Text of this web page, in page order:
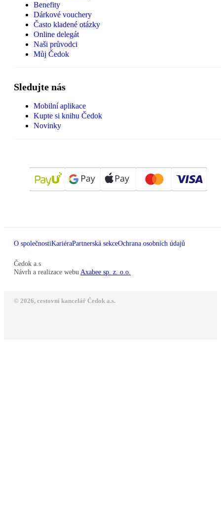
Benefity
Dárkové vouchery
Často kladené otázky
Online delegát
Naši průvodci
Můj Čedok
Sledujte nás
Mobilní aplikace
Kupte si knihu Čedok
Novinky
O společnostiKariéraPartnerská sekceOchrana osobních údajů
Čedok a.s
Návrh a realizace webu Axabee sp. z. o.o.
© 2026, cestovní kancelář Čedok a.s.